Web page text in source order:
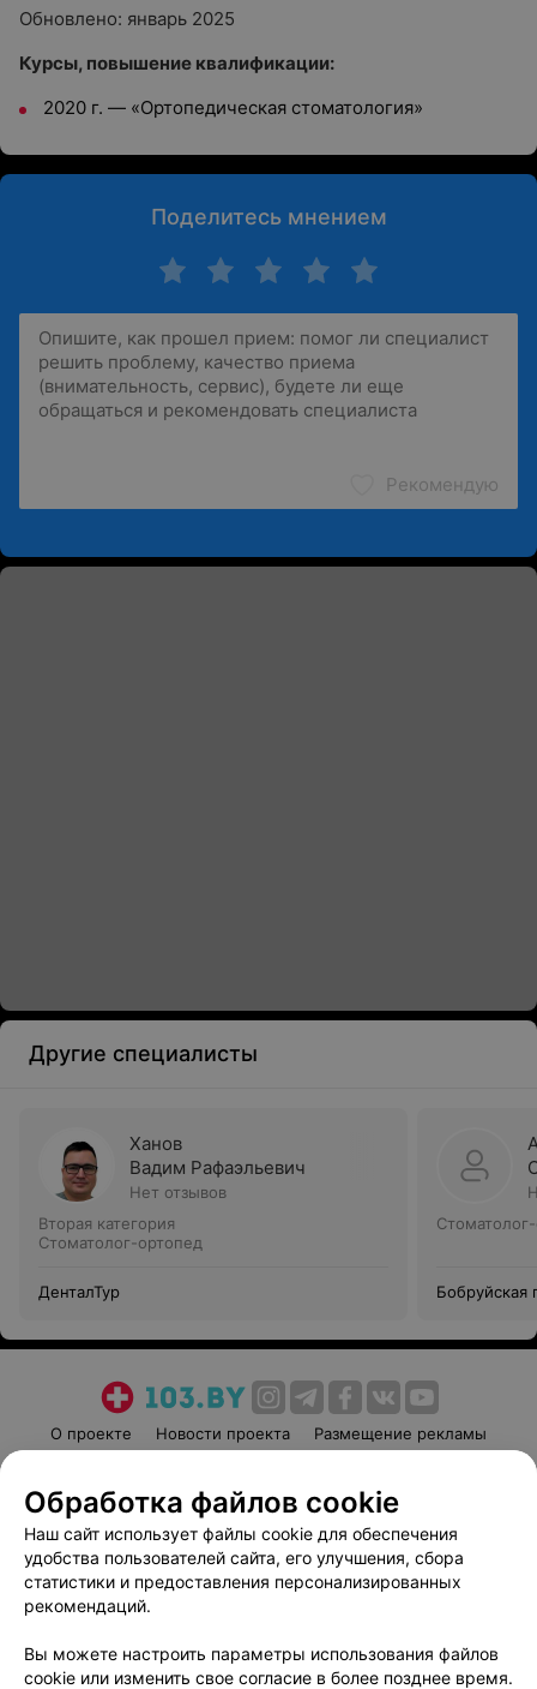
Обновлено: январь 2025
Курсы, повышение квалификации:
2020 г. — «Ортопедическая стоматология»
Поделитесь мнением
Рекомендую
Другие специалисты
Ханов
Вадим Рафаэльевич
Нет отзывов
Вторая категория
Стоматолог-ортопед
ДенталТур
Бобруйская
О проекте Новости проекта
Размещение рекламы
Пользовательское соглашение
Способы оплаты
Вакансии
Партнеры
Написать руководителю 103.by
Обработка персональных данных
Обработка файлов cookie
Наш сайт использует файлы cookie для обеспечения
удобства пользователей сайта, его улучшения, сбора
статистики и предоставления персонализированных
рекомендаций.
Вы можете настроить параметры использования файлов
cookie или изменить свое согласие в более позднее время.